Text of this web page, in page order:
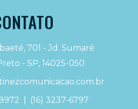
701 - Jd. Sumaré
- SP, 14025-050
(16) 3237-6797